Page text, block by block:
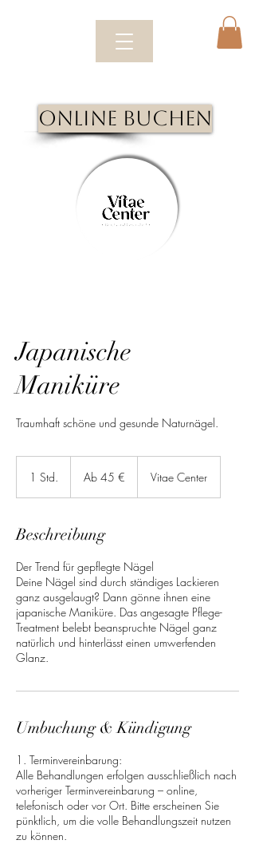
Online Buchen
Japanische
Maniküre
Traumhaft schöne und gesunde Naturnägel.
1 Std.
EuroAb 45 € Vitae Center
Beschreibung
Der Trend für gepflegte Nägel
Deine Nägel sind durch ständiges Lackieren
ganz ausgelaugt? Dann gönne ihnen eine
japanische Maniküre. Das angesagte Pflege-
Treatment belebt beanspruchte Nägel ganz
natürlich und hinterlässt einen umwerfenden
Glanz.
Umbuchung & Kündigung
1. Terminvereinbarung:
Alle Behandlungen erfolgen ausschließlich nach
vorheriger Terminvereinbarung – online,
telefonisch oder vor Ort. Bitte erscheinen Sie
pünktlich, um die volle Behandlungszeit nutzen
zu können.